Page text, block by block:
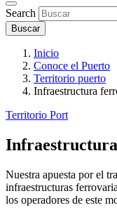
Search
Inicio
Conoce el Puerto
Territorio puerto
Infraestructura
Territorio Port
Nuestra apuesta por el
infraestructuras
los operadores de este